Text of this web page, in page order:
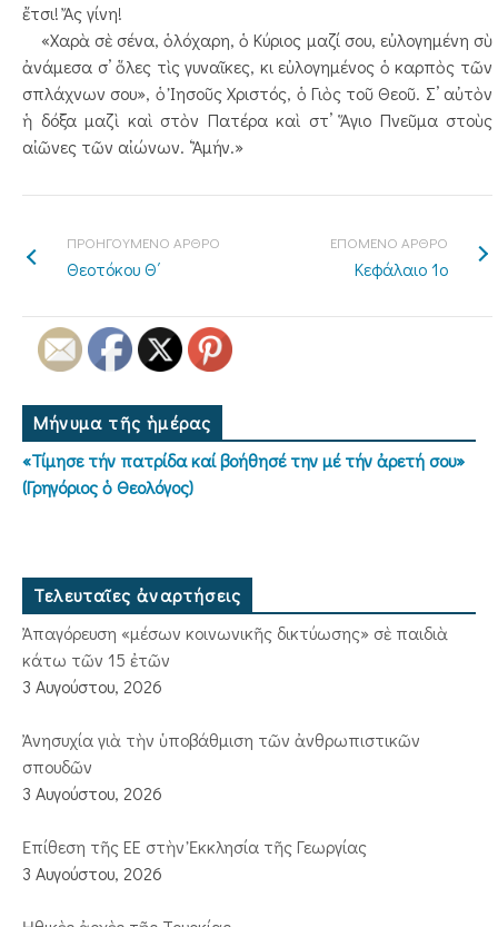
ἔτσι! Ἄς γίνη!
«Χαρὰ σὲ σένα, ὁλόχαρη, ὁ Κύριος μαζί σου, εὐλογημένη σὺ
ἀνάμεσα σ’ ὅλες τὶς γυναῖκες, κι εὐλογημένος ὁ καρπὸς τῶν
σπλάχνων σου», ὁ Ἰησοῦς Χριστός, ὁ Γιὸς τοῦ Θεοῦ. Σ’ αὐτὸν
ἡ δόξα μαζὶ καὶ στὸν Πατέρα καὶ στ’ Ἅγιο Πνεῦμα στοὺς
αἰῶνες τῶν αἰώνων. ‘Ἀμήν.»
ΠΡΟΗΓΟΥΜΕΝΟ ΑΡΘΡΟ
Θεοτόκου Θ΄
ΕΠΟΜΕΝΟ ΑΡΘΡΟ
Κεφάλαιο 1ο
Μήνυμα τῆς ἡμέρας
«Τίμησε τήν πατρίδα καί βοήθησέ την μέ τήν ἀρετή σου»
(Γρηγόριος ὁ Θεολόγος)
Τελευταῖες ἀναρτήσεις
Ἀπαγόρευση «μέσων κοινωνικῆς δικτύωσης» σὲ παιδιὰ
κάτω τῶν 15 ἐτῶν
3 Αυγούστου, 2026
Ἀνησυχία γιὰ τὴν ὑποβάθμιση τῶν ἀνθρωπιστικῶν
σπουδῶν
3 Αυγούστου, 2026
Ἐπίθεση τῆς ΕΕ στὴν Ἐκκλησία τῆς Γεωργίας
3 Αυγούστου, 2026